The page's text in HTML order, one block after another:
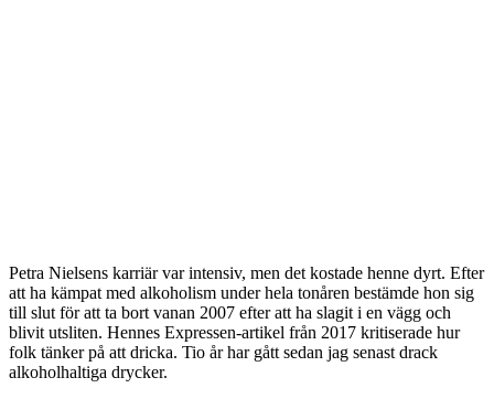
Petra Nielsens karriär var intensiv, men det kostade henne dyrt. Efter
att ha kämpat med alkoholism under hela tonåren bestämde hon sig
till slut för att ta bort vanan 2007 efter att ha slagit i en vägg och
blivit utsliten. Hennes Expressen-artikel från 2017 kritiserade hur
folk tänker på att dricka. Tio år har gått sedan jag senast drack
alkoholhaltiga drycker.